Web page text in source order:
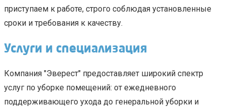
приступаем к работе, строго соблюдая установленные
сроки и требования к качеству.
Услуги и специализация
Компания "Эверест" предоставляет широкий спектр
услуг по уборке помещений: от ежедневного
поддерживающего ухода до генеральной уборки и